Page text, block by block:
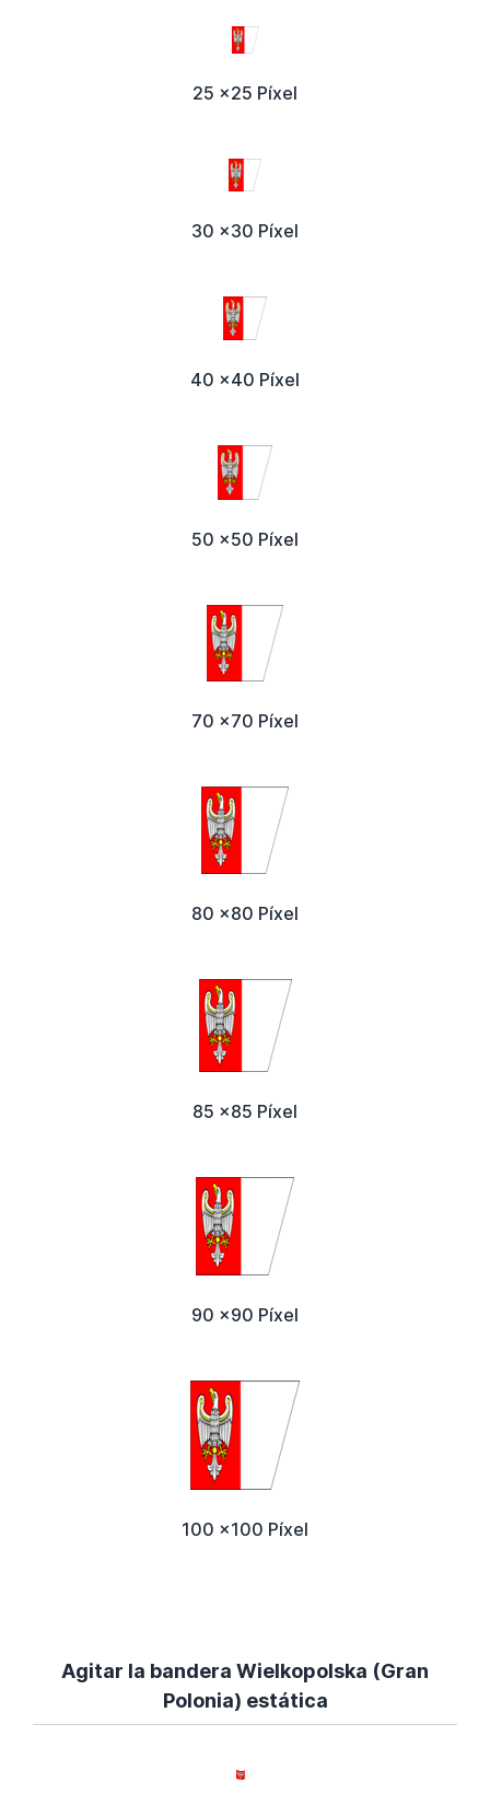
25 x25 Píxel
30 x30 Píxel
40 x40 Píxel
50 x50 Píxel
70 x70 Píxel
80 x80 Píxel
85 x85 Píxel
90 x90 Píxel
100 x100 Píxel
Agitar la bandera Wielkopolska (Gran
Polonia) estática